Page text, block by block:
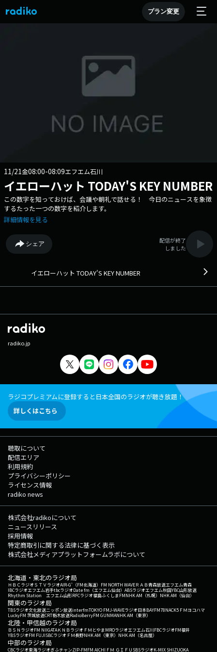
プラン変更
11/21金08:00-08:09エフエム石川
イエローハット TODAY'S KEY NUMBER
この数字を知っておけば、会議や朝礼で話せる！ 今日のニュースを象徴
するたった一つの数字を紹介します。
詳細情報を見る
シェア
配信が終了
しました
イエローハット TODAY'S KEY NUMBER
radiko.jp
ラジコプレミアムに登録すると日本全国のラジオが聴き放題！
詳しくはこちら
聴取について
配信エリア
利用規約
プライバシーポリシー
ライセンス情報
radiko news
株式会社radikoについて
ニュースリリース
採用情報
特定商取引に関する法律に基づく表示
株式会社メディアプラットフォームラボについて
北海道・東北のラジオ局
ＨＢＣラジオＳＴＶラジオAIR-G'（FM北海道） FM NORTH WAVEＲＡＢ青森放送エフエム青森
IBCラジオエフエム岩手tbcラジオDate fm（エフエム仙台） ABSラジオエフエム秋田YBC山形放送
Rhythm Station エフエム山形RFCラジオ福島ふくしまFMNHK AM（札幌） NHK AM（仙台）
関東のラジオ局
TBSラジオ文化放送ニッポン放送interfmTOKYO FMJ-WAVEラジオ日本BAYFM78NACK5 ＦＭヨコハマ
LuckyFM 茨城放送CRT栃木放送RadioBerryFM GUNMANHK AM（東京）
北陸・甲信越のラジオ局
ＢＳＮラジオFM NIIGATAＫＮＢラジオ ＦＭとやまMROラジオエフエム石川FBCラジオFM福井
YBSラジオFM FUJISBCラジオ ＦＭ長野NHK AM（東京） NHK AM（名古屋）
中部のラジオ局
CBCラジオ東海ラジオぎふチャンZIP-FMFM AICHI ＦＭ ＧＩＦＵ SBSラジオK-MIX SHIZUOKA